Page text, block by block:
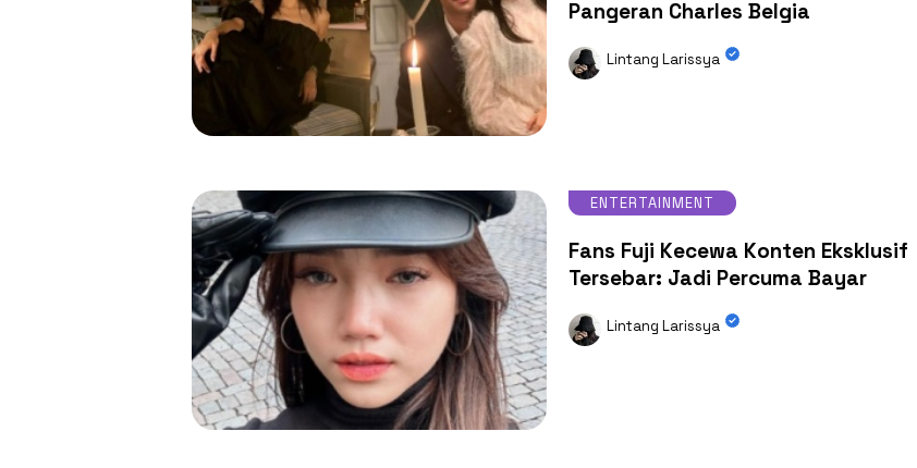
Pangeran Charles Belgia
Lintang Larissya
ENTERTAINMENT
Fans Fuji Kecewa Konten Eksklusif
Tersebar: Jadi Percuma Bayar
Lintang Larissya